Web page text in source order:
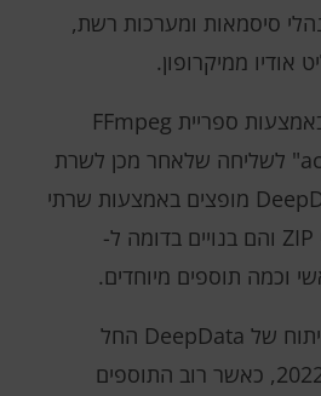
סיסמאות ומערכות רשת,
אודיו ממיקרופון.
הקלטות קול נוצרות באמצעות ספריית FFmpeg
ונשמרות בפורמט ".acc" לשליחה שלאחר מכן לשרת
התוקפים. מודולי DeepData מופצים באמצעות שרתי
C2 בצורה של ארכיוני ZIP והם בנויים בדומה ל-
לפי BlackBerry, הפיתוח של DeepData החל
בסביבות אמצע שנת 2022, כאשר רוב התוספים